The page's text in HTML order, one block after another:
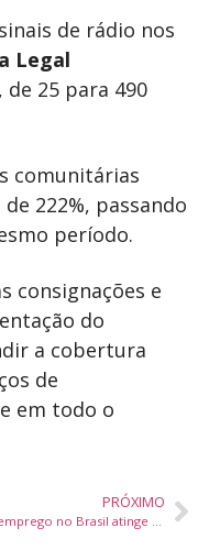
de rádio nos
Legal
de 25 para 490
comunitárias
222%, passando
período.
consignações e
do
a cobertura
de
em todo o
PRÓXIMO
Desemprego no Brasil atinge menor nível histórico no 2º trimestre de 2025